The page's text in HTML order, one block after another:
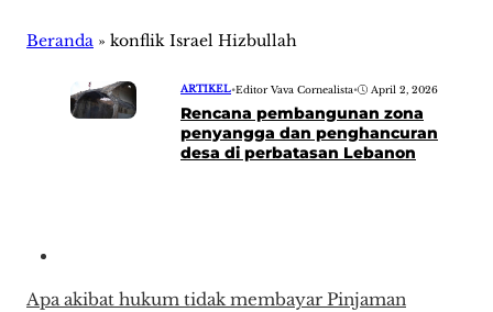
Beranda » konflik Israel Hizbullah
ARTIKEL•Editor Vava Cornealista• April 2, 2026
Rencana pembangunan zona
penyangga dan penghancuran
desa di perbatasan Lebanon
Apa akibat hukum tidak membayar Pinjaman